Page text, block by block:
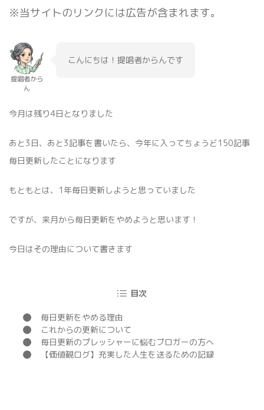
※当サイトのリンクには広告が含まれます。
提唱者から
ん
こんにちは！提唱者からんです
今月は残り4日となりました
あと3日、あと3記事を書いたら、今年に入ってちょうど150記事
毎日更新したことになります
もともとは、1年毎日更新しようと思っていました
ですが、来月から毎日更新をやめようと思います！
今日はその理由について書きます
目次
毎日更新をやめる理由
これからの更新について
毎日更新のプレッシャーに悩むブロガーの方へ
【価値観ログ】充実した人生を送るための記録